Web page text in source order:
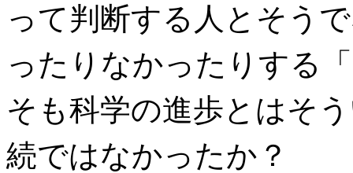
って判断する人とそう
ったりなかったりする
そも科学の進歩とはそ
続ではなかったか？